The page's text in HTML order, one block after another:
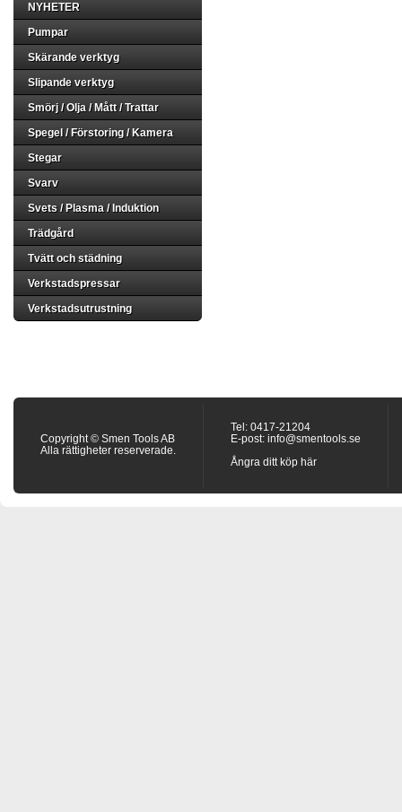
NYHETER
Pumpar
Skärande verktyg
Slipande verktyg
Smörj / Olja / Mått / Trattar
Spegel / Förstoring / Kamera
Stegar
Svarv
Svets / Plasma / Induktion
Trädgård
Tvätt och städning
Verkstadspressar
Verkstadsutrustning
Copyright © Smen Tools AB
Alla rättigheter reserverade.
Tel: 0417-21204
E-post: info@smentools.se
Ångra ditt köp här